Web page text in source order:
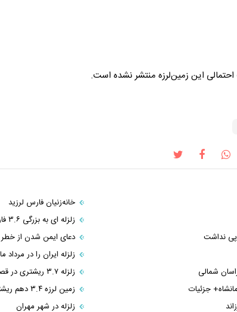
این زمین‌لرزه منتشر نشده است.
خانه‌زنیان فارس لرزید
زلزله ای به بزرگی ۳.۶ فارس را لرزاند
پی نداشت
دعای ایمن شدن از خطر
زلزله ایران را در مرداد
زلزله ۳.۷ ریشتری در قصرشیرین
زمین لرزه ۳.۴ دهم ریشتری دهرم
زلزله در شهر مهران